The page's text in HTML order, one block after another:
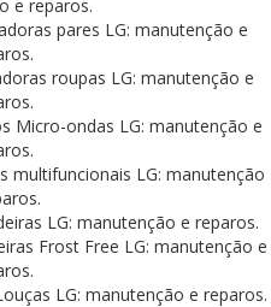
e reparos.
pares LG: manutenção e
roupas LG: manutenção e
Micro-ondas LG: manutenção e
multifuncionais LG: manutenção
LG: manutenção e reparos.
Frost Free LG: manutenção e
LG: manutenção e reparos.